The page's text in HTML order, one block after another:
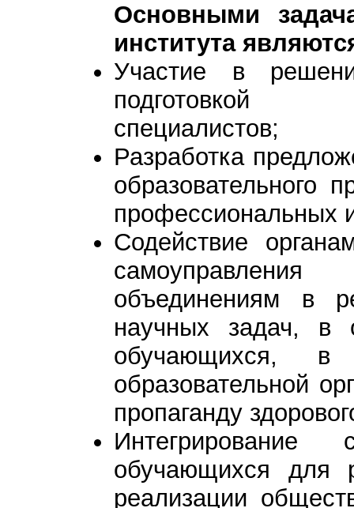
Основными
института
Участие в
подготовкой
специалистов;
Разработка
образовательного
профессиональных
Содействие
самоуправления
объединениям в
научных задач, в
обучающихся, в
образовательной
пропаганду
Интегрирование
обучающихся для
реализации